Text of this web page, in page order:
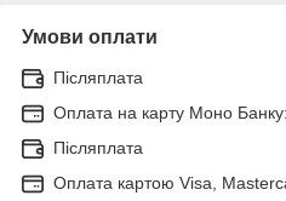
Умови оплати
Післяплата
Оплата на карту Моно
Післяплата
Оплата картою Visa,